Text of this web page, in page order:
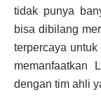
tidak punya
bisa dibilang
terpercaya
memanfaatkan
dengan tim ahli